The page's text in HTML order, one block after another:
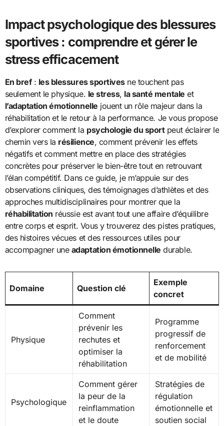
Impact psychologique des blessures
sportives : comprendre et gérer le
stress efficacement
En bref: les blessures sportivesne touchent pas
seulement le physique. le stress, la santé mentale et
l’adaptation émotionnelle jouent un rôle majeur dans la
réhabilitation et le retour à la performance. Je vous propose
d’explorer comment la psychologie du sportpeut éclairer le
chemin vers la résilience, comment prévenir les effets
négatifs et comment mettre en place des stratégies
concrètes pour préserver le bien-être tout en retrouvant
l’élan compétitif. Dans ce guide, je m’appuie sur des
observations cliniques, des témoignages d’athlètes et des
approches multidisciplinaires pour montrer que la
réhabilitation réussie est avant tout une affaire d’équilibre
entre corps et esprit. Vous y trouverez des pistes pratiques,
des histoires vécues et des ressources utiles pour
accompagner une adaptation émotionnelle durable.
Domaine Question clé
Exemple
concret
Physique
Comment
prévenir les
rechutes et
optimiser la
réhabilitation
Programme
progressif de
renforcement
et de mobilité
Psychologique
Comment gérer
la peur de la
reinflammation
et le doute
Stratégies de
régulation
émotionnelle et
soutien social